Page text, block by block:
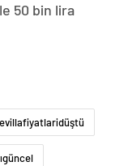
50 bin lira